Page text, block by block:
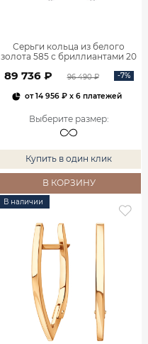
Серьги кольца из белого
золота 585 с бриллиантами 20
89 736 ₽ 96 490 ₽ -7%
от14 956 ₽x 6 платежей
Выберите размер:
Купить в один клик
В КОРЗИНУ
В наличии